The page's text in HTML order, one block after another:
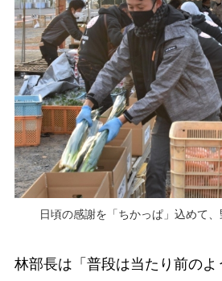
日頃の感謝を「ちかっぱ」込めて
林部長は「普段は当たり前のよ